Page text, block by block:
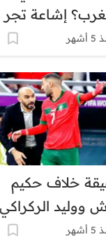
إشاعة تجر
إلى الواجهة
خلاف حكيم
ووليد الركراكي
أفريقيا..